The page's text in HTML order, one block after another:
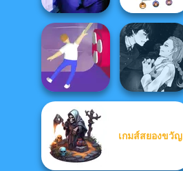
Cursed Dreams
Family Tree
Puzzle
Balance It
Manga Creator
Vampire Hunter
เกมส์สยองขวัญ